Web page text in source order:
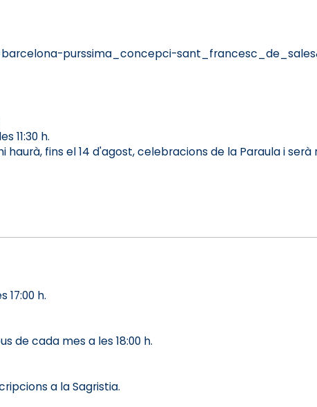
purssima_concepci-
11:30 h.
haurà, fins el 14 d'agost, celebracions de la Paraula i
17:00 h.
de cada mes a les 18:00 h.
a la Sagristia.